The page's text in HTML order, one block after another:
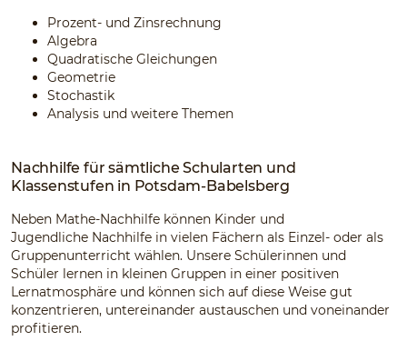
Prozent- und Zinsrechnung
Algebra
Quadratische Gleichungen
Geometrie
Stochastik
Analysis und weitere Themen
Nachhilfe für sämtliche Schularten und
Klassenstufen in Potsdam-Babelsberg
Neben Mathe-Nachhilfe können Kinder und
Jugendliche Nachhilfe in vielen Fächern als Einzel- oder als
Gruppenunterricht wählen. Unsere Schülerinnen und
Schüler lernen in kleinen Gruppen in einer positiven
Lernatmosphäre und können sich auf diese Weise gut
konzentrieren, untereinander austauschen und voneinander
profitieren.